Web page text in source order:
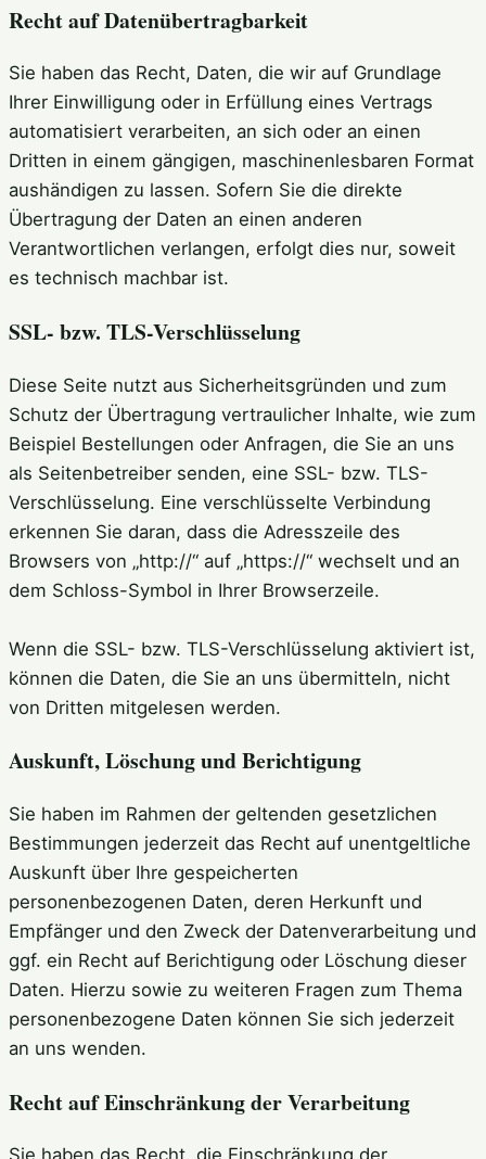
Recht auf Daten­übertrag­barkeit
Sie haben das Recht, Daten, die wir auf Grundlage
Ihrer Einwilligung oder in Erfüllung eines Vertrags
automatisiert verarbeiten, an sich oder an einen
Dritten in einem gängigen, maschinenlesbaren Format
aushändigen zu lassen. Sofern Sie die direkte
Übertragung der Daten an einen anderen
Verantwortlichen verlangen, erfolgt dies nur, soweit
es technisch machbar ist.
SSL- bzw. TLS-Verschlüsselung
Diese Seite nutzt aus Sicherheitsgründen und zum
Schutz der Übertragung vertraulicher Inhalte, wie zum
Beispiel Bestellungen oder Anfragen, die Sie an uns
als Seitenbetreiber senden, eine SSL- bzw. TLS-
Verschlüsselung. Eine verschlüsselte Verbindung
erkennen Sie daran, dass die Adresszeile des
Browsers von „http://“ auf „https://“ wechselt und an
dem Schloss-Symbol in Ihrer Browserzeile.
Wenn die SSL- bzw. TLS-Verschlüsselung aktiviert ist,
können die Daten, die Sie an uns übermitteln, nicht
von Dritten mitgelesen werden.
Auskunft, Löschung und Berichtigung
Sie haben im Rahmen der geltenden gesetzlichen
Bestimmungen jederzeit das Recht auf unentgeltliche
Auskunft über Ihre gespeicherten
personenbezogenen Daten, deren Herkunft und
Empfänger und den Zweck der Datenverarbeitung und
ggf. ein Recht auf Berichtigung oder Löschung dieser
Daten. Hierzu sowie zu weiteren Fragen zum Thema
personenbezogene Daten können Sie sich jederzeit
an uns wenden.
Recht auf Einschränkung der Verarbeitung